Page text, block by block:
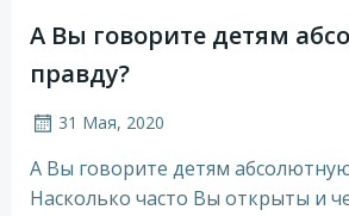
А Вы говорите детям
правду?
31 Мая, 2020
А Вы говорите детям
Насколько часто Вы открыты и